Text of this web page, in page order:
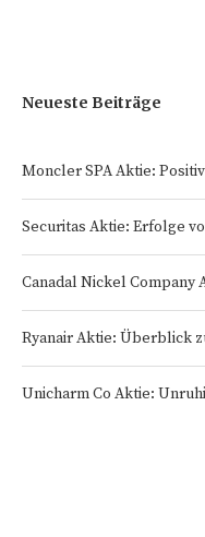
Neueste Beiträge
Moncler SPA Aktie:
Securitas Aktie: Erfolge
Canadal Nickel Company
Ryanair Aktie: Überblick
Unicharm Co Aktie: